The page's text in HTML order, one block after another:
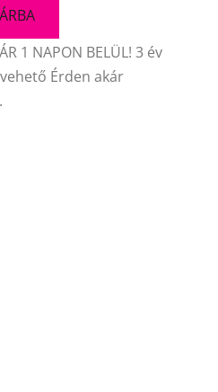
1 NAPON BELÜL! 3 év
Érden akár